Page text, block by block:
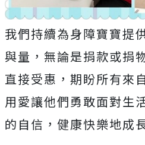
我們持續為身障寶寶提
與量，無論是捐款或捐
直接受惠，期盼所有來
用愛讓他們勇敢面對生
的自信，健康快樂地成